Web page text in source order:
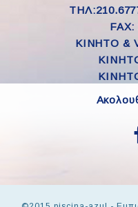
FAX:
ΚΙΝΗΤΟ &